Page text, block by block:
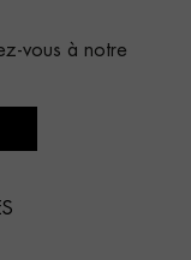
vous à notre